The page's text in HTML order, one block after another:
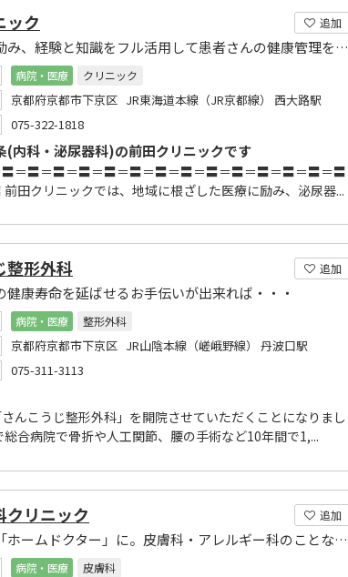
追加
ック
地域医療に励み、経験と知識をフル活用して患者さんの健康管理をトータルでサポートします。
病院・医療
クリニック
京都府京都市下京区 JR東海道本線（JR京都線） 西大路駅
075-322-1818
(内科・泌尿器科)の前田クリニックです
＝〓＝〓＝〓＝〓＝〓＝〓＝〓＝〓＝〓＝〓＝〓＝〓＝〓
前田クリニックでは、地域に根ざした医療に励み、泌尿器...
追加
整形外科
健康寿命を延ばせるお手伝いが出来れば・・・
病院・医療
整形外科
京都府京都市下京区 JR山陰本線（嵯峨野線） 丹波口駅
075-311-3113
んこうじ整形外科」を開院させていただくことになりまし
総合病院で骨折や人工関節、腰の手術など10年間で1,...
追加
クリニック
みなさまの「ホームドクター」に。皮膚科・アレルギー科のことなら京都市立病院前の当院へ。
病院・医療
皮膚科